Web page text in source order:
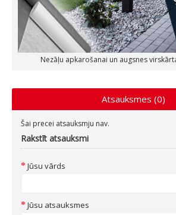
Nezāļu apkarošanai un augsnes
Atsauksmes (0)
Šai precei atsauksmju nav.
Rakstīt atsauksmi
Jūsu vārds
Jūsu atsauksmes